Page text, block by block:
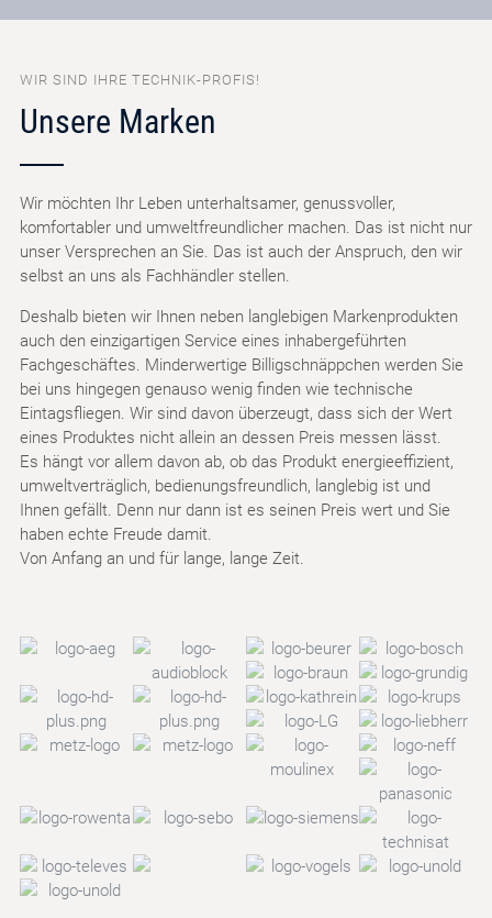
WIR SIND IHRE TECHNIK-PROFIS!
Unsere Marken
Wir möchten Ihr Leben unterhaltsamer, genussvoller,
komfortabler und umweltfreundlicher machen. Das ist nicht nur
unser Versprechen an Sie. Das ist auch der Anspruch, den wir
selbst an uns als Fachhändler stellen.
Deshalb bieten wir Ihnen neben langlebigen Markenprodukten
auch den einzigartigen Service eines inhabergeführten
Fachgeschäftes. Minderwertige Billigschnäppchen werden Sie
bei uns hingegen genauso wenig finden wie technische
Eintagsfliegen. Wir sind davon überzeugt, dass sich der Wert
eines Produktes nicht allein an dessen Preis messen lässt.
Es hängt vor allem davon ab, ob das Produkt energieeffizient,
umweltverträglich, bedienungsfreundlich, langlebig ist und
Ihnen gefällt. Denn nur dann ist es seinen Preis wert und Sie
haben echte Freude damit.
Von Anfang an und für lange, lange Zeit.